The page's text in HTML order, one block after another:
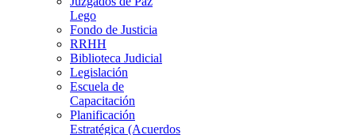
Lego
Fondo de Justicia
RRHH
Biblioteca Judicial
Legislación
Escuela de
Capacitación
Planificación
Estratégica (Acuerdos